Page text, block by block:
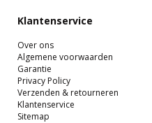
Klantenservice
Over ons
Algemene voorwaarden
Garantie
Privacy Policy
Verzenden & retourneren
Klantenservice
Sitemap